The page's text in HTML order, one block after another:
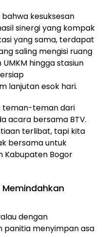
kesuksesan
sinergi yang kompak
yang sama, terdapat
saling mengisi ruang
hingga stasiun
lanjutan esok hari.
teman-teman dari
acara bersama BTV.
terlibat, tapi kita
bersama untuk
Kabupaten Bogor
dengan
panitia menyimpan asa